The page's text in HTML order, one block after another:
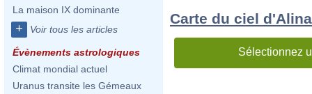
La maison IX dominante
+ Voir tous les articles
Évènements astrologiques
Climat mondial actuel
Uranus transite les Gémeaux
Carte du ciel
Sélectionnez